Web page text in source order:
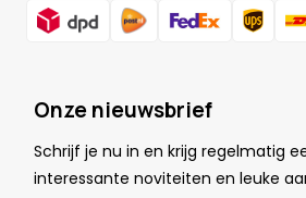
Onze nieuwsbrief
Schrijf je nu in en krijg regelmatig
interessante noviteiten en leuke